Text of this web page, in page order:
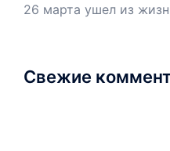
26 марта ушел из
Свежие